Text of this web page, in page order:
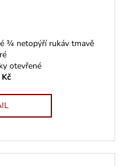
¾ netopýří rukáv tmavě
otevřené